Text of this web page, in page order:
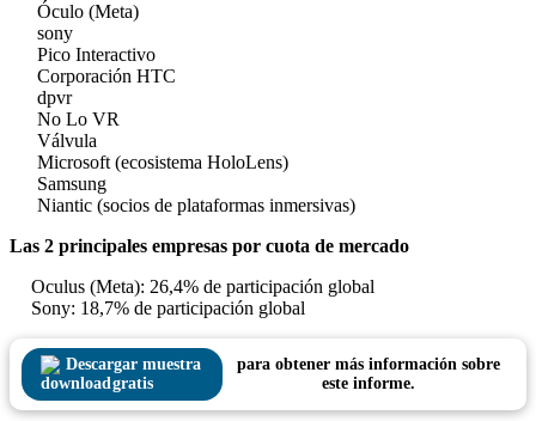
Óculo (Meta)
sony
Pico Interactivo
Corporación HTC
dpvr
No Lo VR
Válvula
Microsoft (ecosistema HoloLens)
Samsung
Niantic (socios de plataformas inmersivas)
Las 2 principales empresas por cuota de mercado
Oculus (Meta): 26,4% de participación global
Sony: 18,7% de participación global
Descargar muestra
gratis
para obtener más información sobre
este informe.